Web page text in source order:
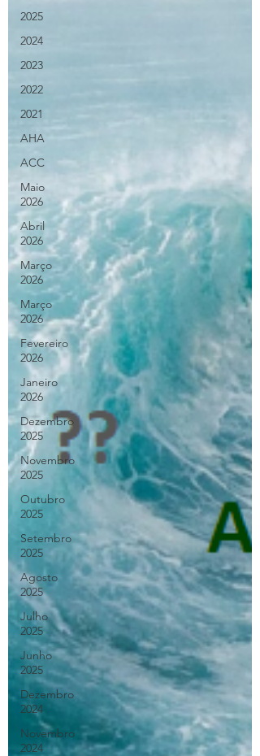
2025
2024
2023
2022
2021
AHA
ACC
Maio
2026
Abril
2026
Março
2026
Março
2026
Fevereiro
2026
Janeiro
2026
Dezembro
2025
Novembro
2025
Outubro
2025
Setembro
2025
Agosto
2025
Julho
2025
Junho
2025
Dezembro
2024
Novembro
2024